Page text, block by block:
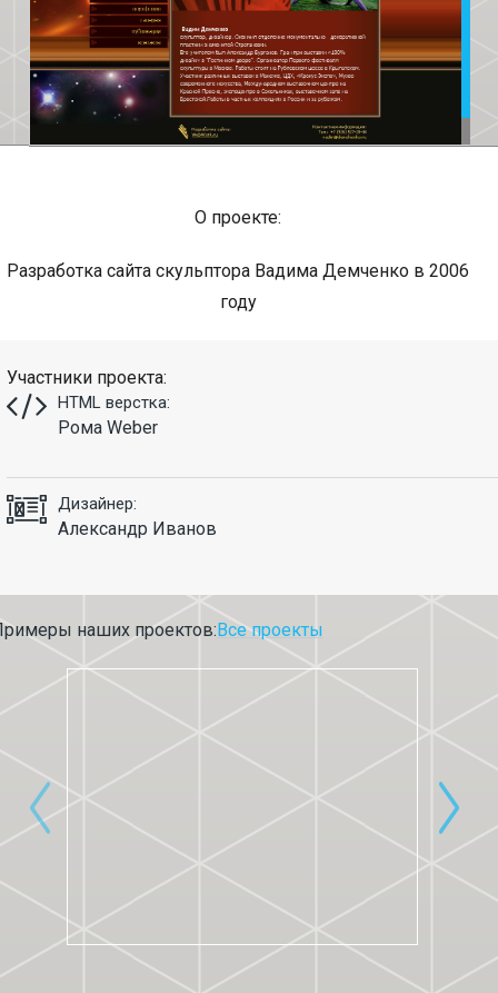
О проекте:
Разработка сайта скульптора Вадима Демченко в 2006
году
Участники проекта:
HTML верстка:
Рома Weber
Дизайнер:
Александр Иванов
наших проектов:Все проекты